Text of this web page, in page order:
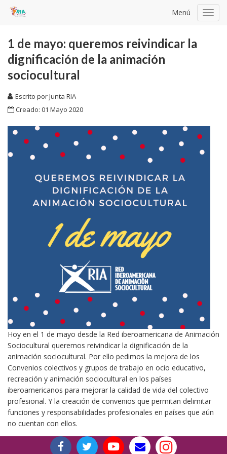
Menú
1 de mayo: queremos reivindicar la
dignificación de la animación
sociocultural
Escrito porJunta RIA
Creado: 01 Mayo 2020
Hoy en el 1 de mayo desde la Red iberoamericana de Animación
Sociocultural queremos reivindicar la dignificación de la
animación sociocultural. Por ello pedimos la mejora de los
Convenios colectivos y grupos de trabajo en ocio educativo,
recreación y animación sociocultural en los países
iberoamericanos para mejorar la calidad de vida del colectivo
profesional. Y la creación de convenios que permitan delimitar
funciones y responsabilidades profesionales en países que aún
no cuentan con ellos.